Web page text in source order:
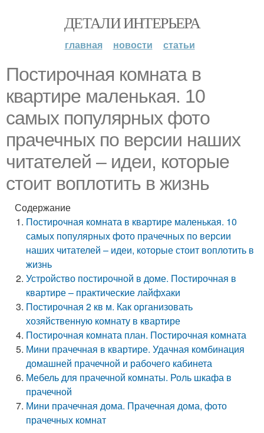
ДЕТАЛИ ИНТЕРЬЕРА
главная новости статьи
Постирочная комната в
квартире маленькая. 10
самых популярных фото
прачечных по версии наших
читателей – идеи, которые
стоит воплотить в жизнь
Содержание
Постирочная комната в квартире маленькая. 10
самых популярных фото прачечных по версии
наших читателей – идеи, которые стоит воплотить в
жизнь
Устройство постирочной в доме. Постирочная в
квартире – практические лайфхаки
Постирочная 2 кв м. Как организовать
хозяйственную комнату в квартире
Постирочная комната план. Постирочная комната
Мини прачечная в квартире. Удачная комбинация
домашней прачечной и рабочего кабинета
Мебель для прачечной комнаты. Роль шкафа в
прачечной
Мини прачечная дома. Прачечная дома, фото
прачечных комнат